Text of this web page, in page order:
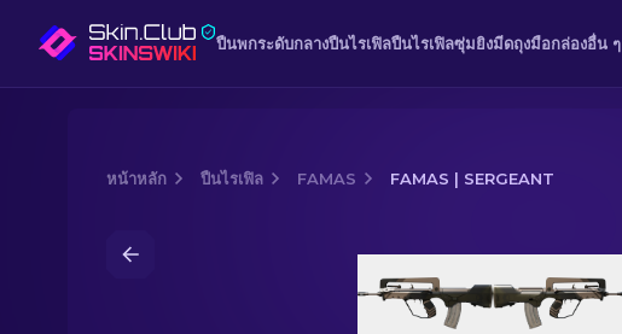
ปืนพกระดับกลางปืนไรเฟิลปืนไรเฟิลซุ่มยิงมีดถุงมือกล่องอื่น ๆ
หน้าหลัก ปืนไรเฟิล FAMAS FAMAS | SERGEANT